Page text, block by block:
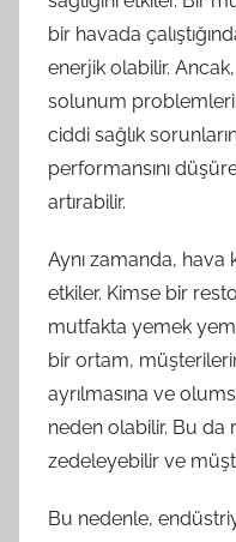
bir havada
enerjik olabilir.
solunum
ciddi sağlık
performansını
artırabilir.
Aynı zamanda,
etkiler. Kimse bir
mutfakta yemek
bir ortam,
ayrılmasına ve
neden olabilir. Bu da
zedeleyebilir ve
Bu nedenle,